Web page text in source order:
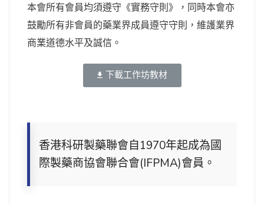
本會所有會員均須遵守《實務守則》，同時本會亦
鼓勵所有非會員的藥業界成員遵守守則，維護業界
商業道德水平及誠信。
下載工作坊教材
香港科研製藥聯會自1970年起成為國
際製藥商協會聯合會(IFPMA)會員。